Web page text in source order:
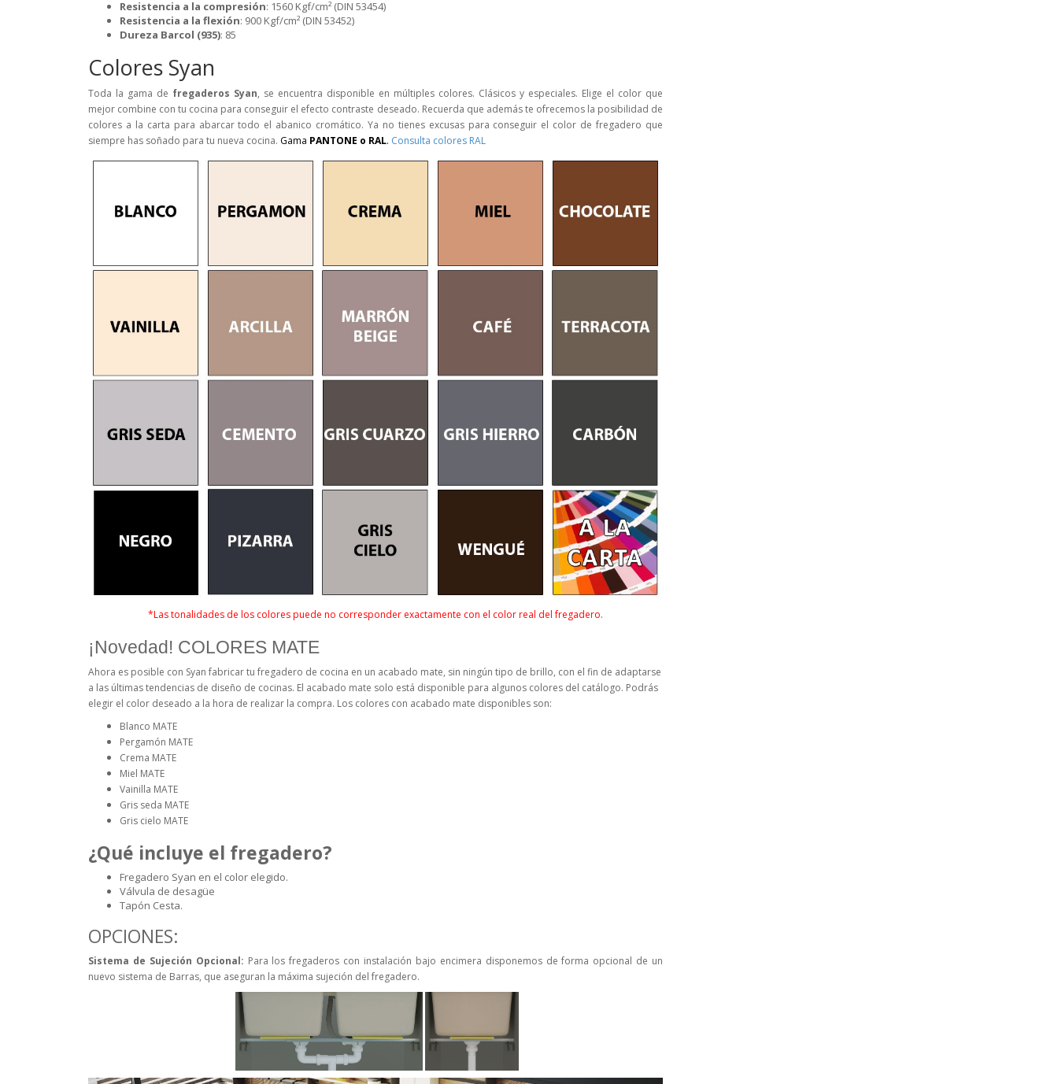
Resistencia a la compresión: 1560 Kgf/cm² (DIN 53454)
Resistencia a la flexión: 900 Kgf/cm² (DIN 53452)
Dureza Barcol (935): 85
Colores Syan
Toda la gama de fregaderos Syan, se encuentra disponible en múltiples colores. Clásicos y especiales. Elige el color que
mejor combine con tu cocina para conseguir el efecto contraste deseado. Recuerda que además te ofrecemos la posibilidad de
colores a la carta para abarcar todo el abanico cromático. Ya no tienes excusas para conseguir el color de fregadero que
siempre has soñado para tu nueva cocina. Gama PANTONE o RAL. Consulta colores RAL
*Las tonalidades de los colores puede no corresponder exactamente con el color real del fregadero.
¡Novedad! COLORES MATE
Ahora es posible con Syan fabricar tu fregadero de cocina en un acabado mate, sin ningún tipo de brillo, con el fin de adaptarse
a las últimas tendencias de diseño de cocinas. El acabado mate solo está disponible para algunos colores del catálogo. Podrás
elegir el color deseado a la hora de realizar la compra. Los colores con acabado mate disponibles son:
Blanco MATE
Pergamón MATE
Crema MATE
Miel MATE
Vainilla MATE
Gris seda MATE
Gris cielo MATE
¿Qué incluye el fregadero?
Fregadero Syan en el color elegido.
Válvula de desagüe
Tapón Cesta.
OPCIONES:
Sistema de Sujeción Opcional: Para los fregaderos con instalación bajo encimera disponemos de forma opcional de un
nuevo sistema de Barras, que aseguran la máxima sujeción del fregadero.